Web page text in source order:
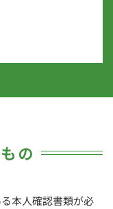
の
本人確認書類が必